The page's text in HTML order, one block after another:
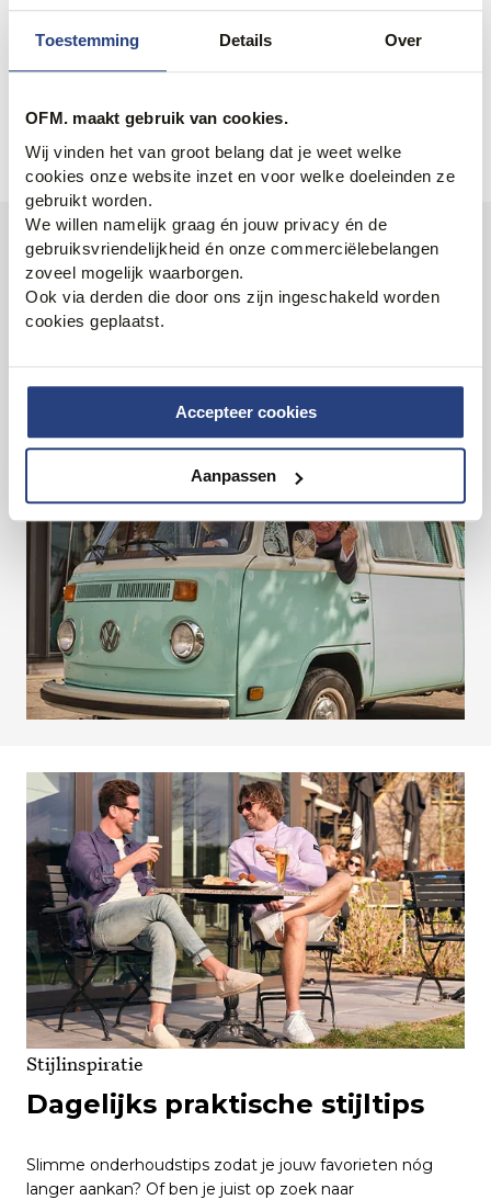
Toestemming Details Over
OFM. maakt gebruik van cookies.
Wij vinden het van groot belang dat je weet welke
cookies onze website inzet en voor welke doeleinden ze
gebruikt worden.
We willen namelijk graag én jouw privacy én de
gebruiksvriendelijkheid én onze commerciëlebelangen
zoveel mogelijk waarborgen.
Ook via derden die door ons zijn ingeschakeld worden
cookies geplaatst.
Accepteer cookies
Aanpassen
lifestyle. Omdat wij vinden dat shoppen geen gedoe
moet zijn, zijn we open wanneer het jou uitkomt en
barbier. Zo. Kan jij er weer tegenaan.
20 jaar in vogelvlucht
Twintig jaar geleden begon ons modeavontuur in Reusel.
Inmiddels zijn we een begrip in de mannenmode waar
Stijlinspiratie
Dagelijks praktische stijltips
Slimme onderhoudstips zodat je jouw favorieten nóg
langer aankan? Of ben je juist op zoek naar